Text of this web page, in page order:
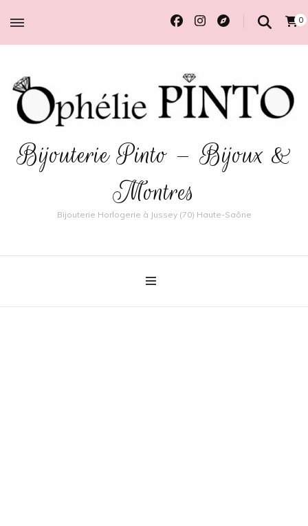
0
Bijouterie Pinto – Bijoux &
Montres
Bijouterie Horlogerie à Jussey (70) Haute-Saône